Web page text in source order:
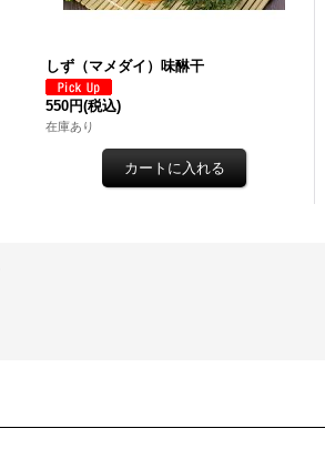
しず（マメダイ）味醂干
550円(税込)
在庫あり